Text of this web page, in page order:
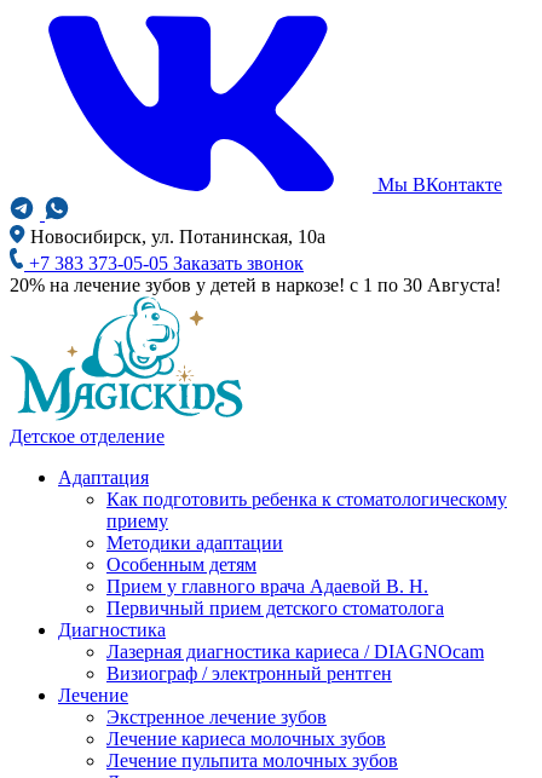
Мы ВКонтакте
Новосибирск, ул. Потанинская, 10а
+7 383 373-05-05 Заказать звонок
20% на лечение зубов у детей в наркозе! с 1 по 30 Августа!
Детское отделение
Адаптация
Как подготовить ребенка к стоматологическому
приему
Методики адаптации
Особенным детям
Прием у главного врача Адаевой В. Н.
Первичный прием детского стоматолога
Диагностика
Лазерная диагностика кариеса / DIAGNOcam
Визиограф / электронный рентген
Лечение
Экстренное лечение зубов
Лечение кариеса молочных зубов
Лечение пульпита молочных зубов